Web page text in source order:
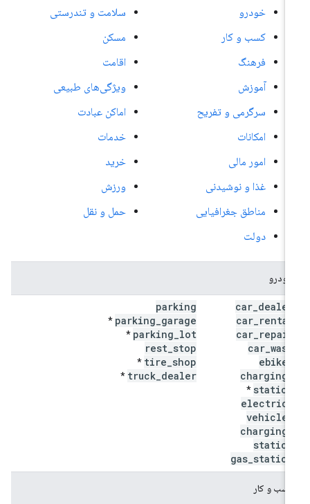
خودرو
کسب و کار
فرهنگ
آموزش
سرگرمی و تفریح
امکانات
امور مالی
غذا و نوشیدنی
مناطق جغرافیایی
دولت
سلامت و تندرستی
مسکن
اقامت
ویژگی‌های طبیعی
اماکن عبادت
خدمات
خرید
ورزش
حمل و نقل
car_dealer
car_rental
car_repair
car_
ebike
charging
station
*
electric
vehicle
charging
station
gas_station
parking
parking_garage
*
parking_lot
*
rest_stop
tire_shop
*
truck_dealer
*
کسب و کار